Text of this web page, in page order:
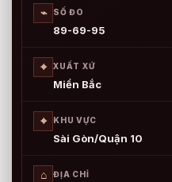
⌁ SỐ ĐO
89-69-95
⌖ XUẤT XỨ
Miền Bắc
⌖ KHU VỰC
Sài Gòn/Quận 10
⌂ ĐỊA CHỈ